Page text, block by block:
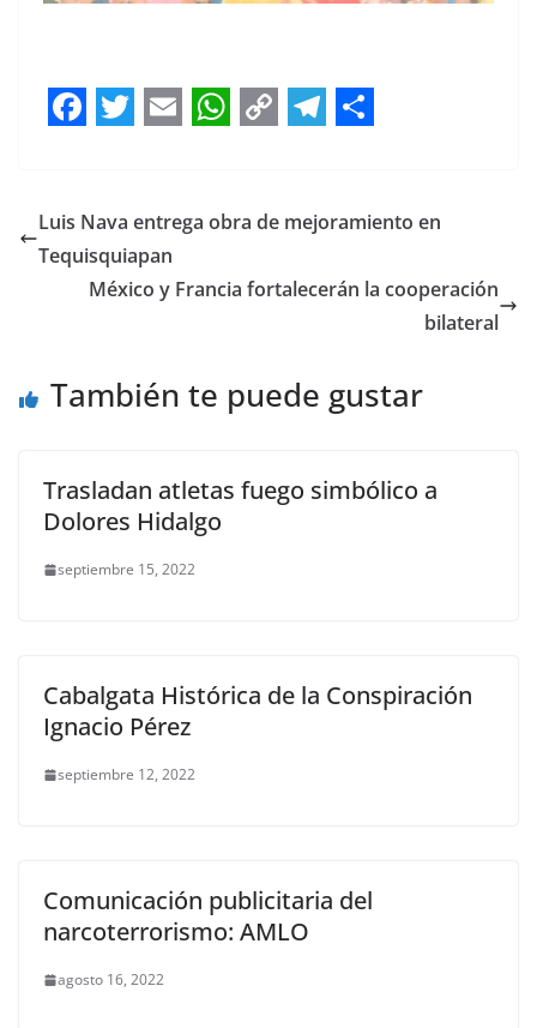
c
e
o
k
i
t
t
a
i
l
a
s
p
p
p
L
k
l
g
a
m
a
e
Luis Nava entrega obra de mejoramiento en
Tequisquiapan
México y Francia fortalecerán la cooperación
bilateral
También te puede gustar
Trasladan atletas fuego simbólico a
Dolores Hidalgo
septiembre 15, 2022
Cabalgata Histórica de la Conspiración
Ignacio Pérez
septiembre 12, 2022
Comunicación publicitaria del
narcoterrorismo: AMLO
agosto 16, 2022